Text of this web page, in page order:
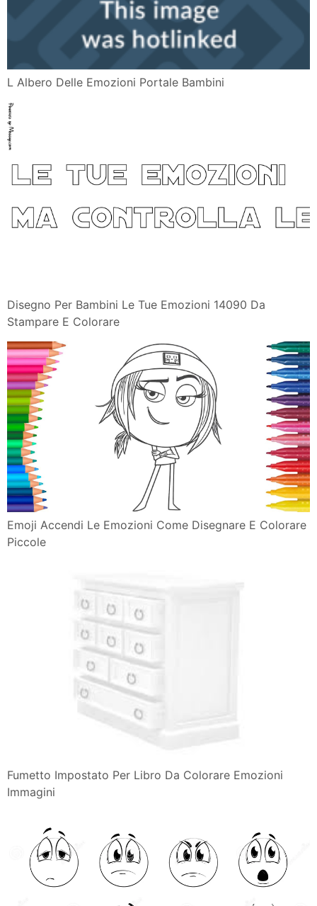
L Albero Delle Emozioni Portale Bambini
Disegno Per Bambini Le Tue Emozioni 14090 Da
Stampare E Colorare
Emoji Accendi Le Emozioni Come Disegnare E Colorare
Piccole
Fumetto Impostato Per Libro Da Colorare Emozioni
Immagini